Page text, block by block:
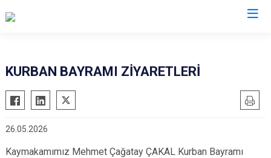
Akçakale
Birecik
Bozova
Ceylanpınar
Haliliye
KURBAN BAYRAMI ZİYARETLERİ
26.05.2026
Kaymakamımız Mehmet Çağatay ÇAKAL Kurban Bayramı